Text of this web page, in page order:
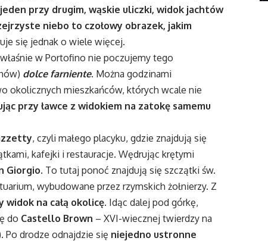
przy drugim, wąskie uliczki, widok jachtów
niebo to czołowy obrazek, jakim
się jednak o wiele więcej.
w Portofino nie poczujemy tego
dolce farniente. Można godzinami
okolicznych mieszkańców, których wcale nie
przy ławce z widokiem na zatokę samemu
, czyli małego placyku, gdzie znajdują się
kafejki i restauracje. Wędrując krętymi
Giorgio. To tutaj ponoć znajdują się szczątki św.
wybudowane przez rzymskich żołnierzy. Z
widok na całą okolicę. Idąc dalej pod górkę,
do Castello Brown – XVI-wiecznej twierdzy na
Po drodze odnajdzie się niejedno ustronne